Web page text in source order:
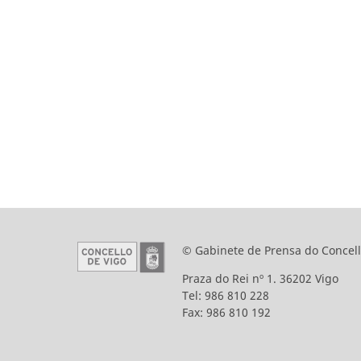
© Gabinete de Prensa do
Praza do Rei nº 1. 36202 Vigo
Tel: 986 810 228
Fax: 986 810 192